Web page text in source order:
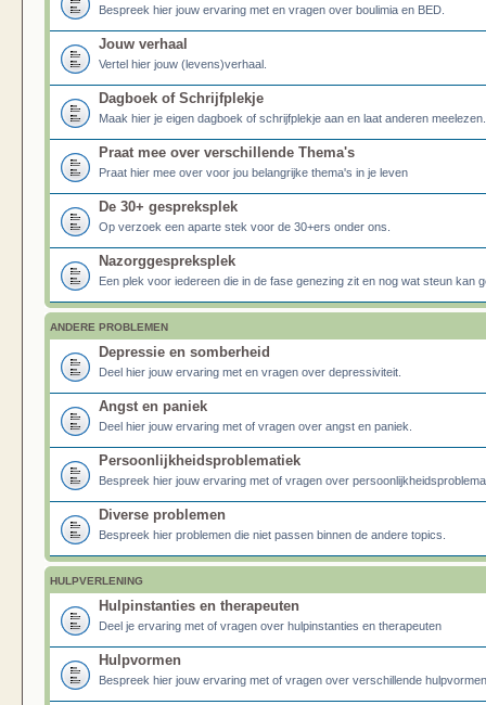
Bespreek hier jouw ervaring met en vragen over boulimia en BED.
Jouw verhaal
Vertel hier jouw (levens)verhaal.
Dagboek of Schrijfplekje
Maak hier je eigen dagboek of schrijfplekje aan en laat anderen meelezen.
Praat mee over verschillende Thema's
Praat hier mee over voor jou belangrijke thema's in je leven
De 30+ gespreksplek
Op verzoek een aparte stek voor de 30+ers onder ons.
Nazorggespreksplek
Een plek voor iedereen die in de fase genezing zit en nog wat steun kan
ANDERE PROBLEMEN
Depressie en somberheid
Deel hier jouw ervaring met en vragen over depressiviteit.
Angst en paniek
Deel hier jouw ervaring met of vragen over angst en paniek.
Persoonlijkheidsproblematiek
Bespreek hier jouw ervaring met of vragen over
Diverse problemen
Bespreek hier problemen die niet passen binnen de andere topics.
HULPVERLENING
Hulpinstanties en therapeuten
Deel je ervaring met of vragen over hulpinstanties en therapeuten
Hulpvormen
Bespreek hier jouw ervaring met of vragen over verschillende